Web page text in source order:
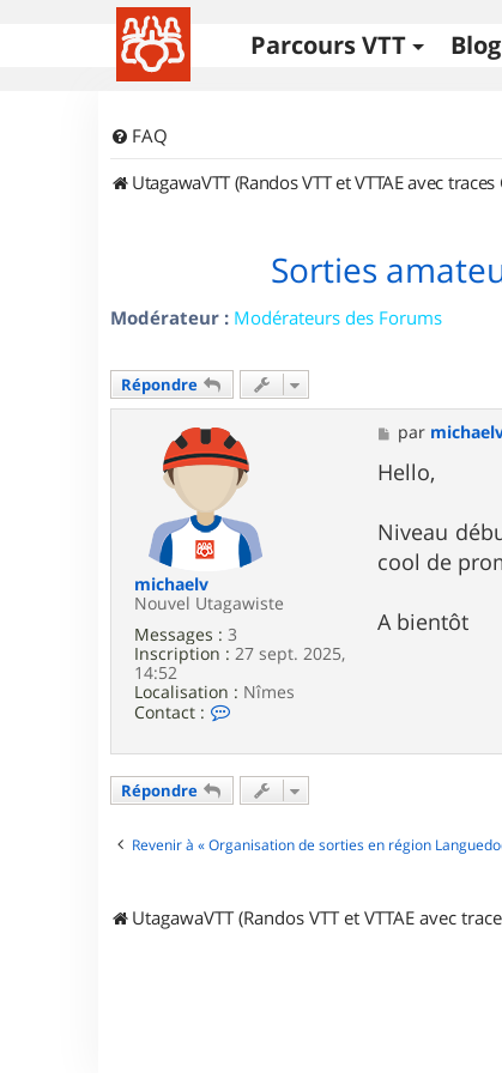
Parcours VTT Blog
FAQ
UtagawaVTT (Randos VTT et VTTAE avec traces
Sorties
Modérateur : Modérateurs des Forums
Répondre
michaelv
Nouvel Utagawiste
Messages : 3
Inscription : 27 sept. 2025,
14:52
Localisation : Nîmes
Contact :
c
e
c
M
e
s
s
g
e
par
Hello,
Niveau
cool de
A bientôt
Répondre
Revenir à « Organisation de sorties en région
UtagawaVTT (Randos VTT et VTTAE avec